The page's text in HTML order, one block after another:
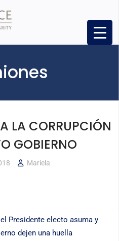
LA CORRUPCIÓN
GOBIERNO
Mariela
Presidente electo asuma y
dejen una huella